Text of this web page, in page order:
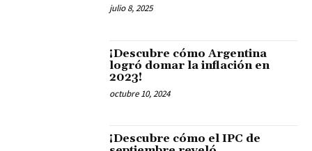
julio 8, 2025
¡Descubre cómo Argentina
logró domar la inflación en
2023!
octubre 10, 2024
¡Descubre cómo el IPC de